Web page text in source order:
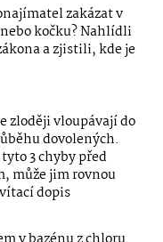
zakázat v
kočku? Nahlídli
a zjistili, kde je
zloději vloupávají do
dovolených.
3 chyby před
může jim rovnou
dopis